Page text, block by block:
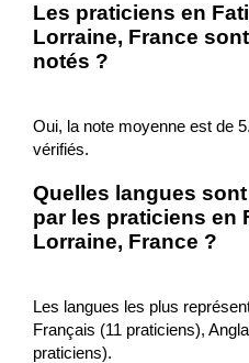
Les praticiens en
Lorraine, France
notés ?
Oui, la note moyenne est de
vérifiés.
Quelles langues
par les praticiens en
Lorraine, France ?
Les langues les plus
Français (11 praticiens),
praticiens).